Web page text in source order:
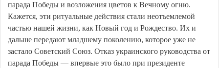
парада Победы и возложения цветов к Вечному огню.
Кажется, эти ритуальные действия стали неотъемлемой
частью нашей жизни, как Новый год и Рождество. Их и
дальше передают младшему поколению, которое уже не
застало Советский Союз. Отказ украинского руководства от
парада Победы — впервые это было при президенте